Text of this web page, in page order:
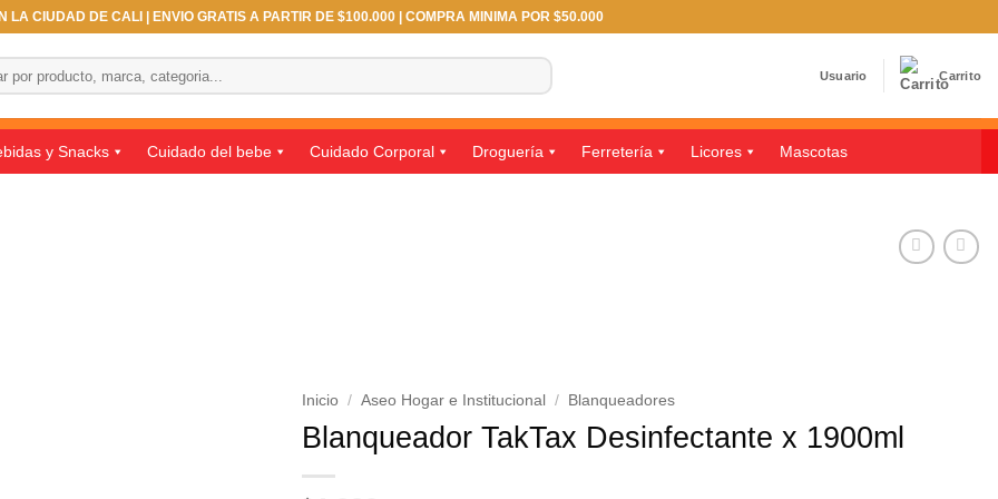
LA CIUDAD DE CALI | ENVIO GRATIS A PARTIR DE $100.000 | COMPRA MINIMA POR $50.000
Usuario Carrito
y Snacks Cuidado del bebe Cuidado Corporal Droguería Ferretería Licores Mascotas
Inicio / Aseo Hogar e Institucional / Blanqueadores
Blanqueador TakTax Desinfectante x 1900ml